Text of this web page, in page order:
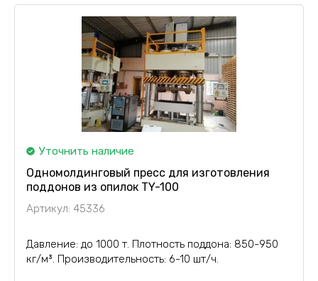
Уточнить наличие
Одномолдинговый пресс для изготовления
поддонов из опилок TY-100
Артикул: 45336
Давление: до 1000 т. Плотность поддона: 850-950
кг/м³. Производительность: 6-10 шт/ч.